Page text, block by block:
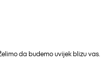
da budemo uvijek blizu vas.